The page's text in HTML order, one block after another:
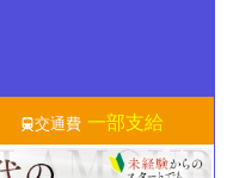
交通費 一部支給